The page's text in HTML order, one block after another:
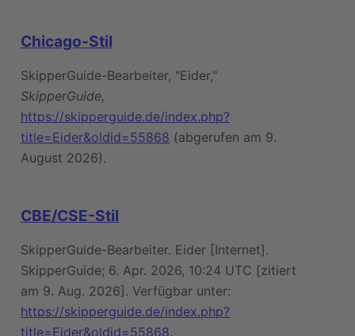
Chicago-Stil
SkipperGuide-Bearbeiter, "Eider,"
SkipperGuide,
https://skipperguide.de/index.php?
title=Eider&oldid=55868 (abgerufen am 9.
August 2026).
CBE/CSE-Stil
SkipperGuide-Bearbeiter. Eider [Internet].
SkipperGuide; 6. Apr. 2026, 10:24 UTC [zitiert
am 9. Aug. 2026]. Verfügbar unter:
https://skipperguide.de/index.php?
title=Eider&oldid=55868.